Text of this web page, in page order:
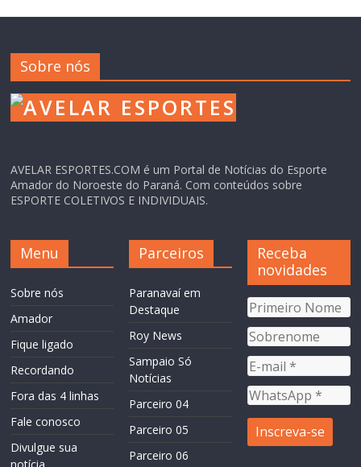
Sobre nós
AVELAR ESPORTES.COM é um Portal de Notícias do Esporte
Amador do Noroeste do Paraná. Com conteúdos sobre
ESPORTE COLETIVOS E INDIVIDUAIS.
Menu
Sobre nós
Amador
Fique ligado
Recordando
Fora das 4 linhas
Fale conosco
Divulgue sua
Parceiros
Paranavaí em
Destaque
Roy News
Sampaio Só
Notícias
Parceiro 04
Parceiro 05
Parceiro 06
Receba
novidades